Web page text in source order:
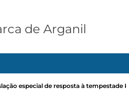
especial de resposta à tempestade